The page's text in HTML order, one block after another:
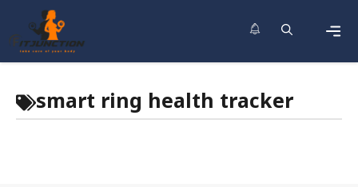
content
smart ring health tracker